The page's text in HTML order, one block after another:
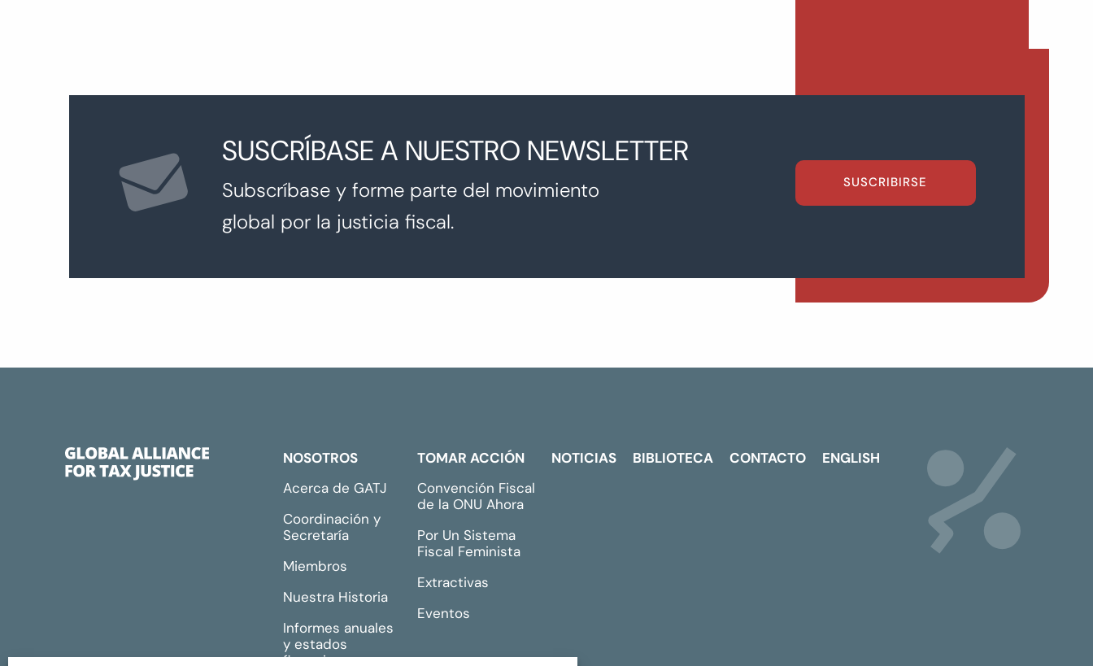
SUSCRÍBASE A NUESTRO NEWSLETTER
Subscríbase y forme parte del movimiento
global por la justicia fiscal.
SUSCRIBIRSE
NOSOTROS
Acerca de GATJ
Coordinación y
Secretaría
Miembros
Nuestra Historia
Informes anuales
y estados
financieros
TOMAR ACCIÓN
Convención Fiscal
de la ONU Ahora
Por Un Sistema
Fiscal Feminista
Extractivas
Eventos
NOTICIAS BIBLIOTECA CONTACTO ENGLISH